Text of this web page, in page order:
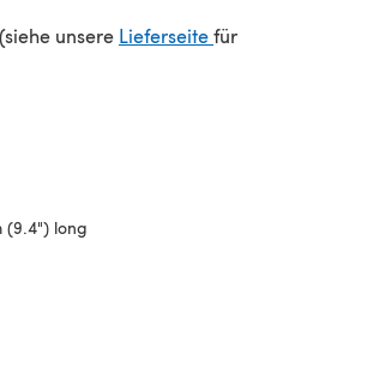
unsere Lieferseite(öffnet sich in
für
(9.4") long